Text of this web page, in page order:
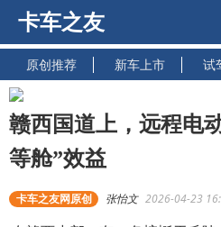
卡车之友
原创推荐 新车上市 试
赣西国道上，远程电
等舱”效益
卡车之友网原创 张怡文 2026-04-23